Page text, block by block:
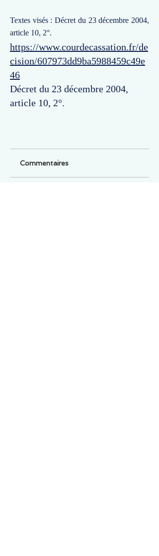
Textes visés : Décret du 23 décembre 2004,
article 10, 2°.
https://www.courdecassation.fr/de
cision/607973dd9ba5988459c49e
46
Décret du 23 décembre 2004,
article 10, 2°.
Commentaires